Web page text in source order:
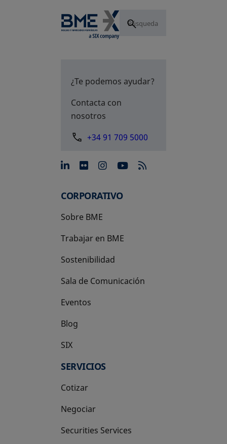
¿Te podemos ayudar?
Contacta con
nosotros
+34 91 709 5000
se abre en una pestaña
se abre en una pestaña
se abre en una
se abre en una
CORPORATIVO
Sobre BME
Trabajar en BME
Sostenibilidad
Sala de Comunicación
Eventos
Blog
SIX
se abre en una pestaña nueva
SERVICIOS
Cotizar
Negociar
Securities Services